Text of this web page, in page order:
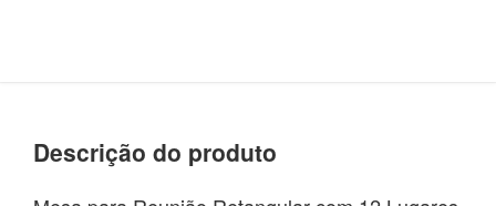
Descrição do produto